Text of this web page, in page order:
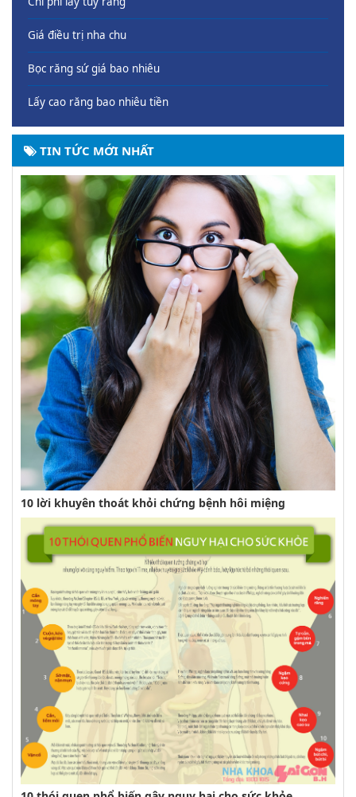
Giá điều trị nha chu
Bọc răng sứ giá bao nhiêu
Lấy cao răng bao nhiêu tiền
TIN TỨC MỚI NHẤT
10 lời khuyên thoát khỏi chứng bệnh hôi miệng